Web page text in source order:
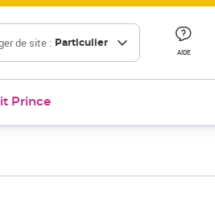
de site : Particulier
AIDE
Prince